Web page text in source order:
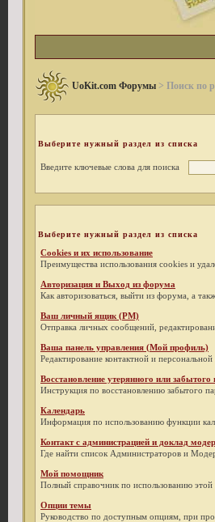
UoKit.com Форумы > Поиск по
Выберите нужный раздел из списка
Введите ключевые слова для поиска
Выберите нужный раздел из списка
Cookies и их использование
Преимущества использования cookies и
Авторизация и Выход из форума
Как авторизоваться, выйти из форума, а
Ваш личный ящик (PM)
Отправка личных сообщений,
Ваша панель управления (Мой профиль)
Редактирование контактной и
Восстановление утерянного или забытого
Инструкция по восстановлению забытого
Календарь
Информация по использованию функции
Контакт с администрацией и доклад
Где найти список Администраторов и
Мой помощник
Полный справочник по использованию
Опции темы
Руководство по доступным опциям, при